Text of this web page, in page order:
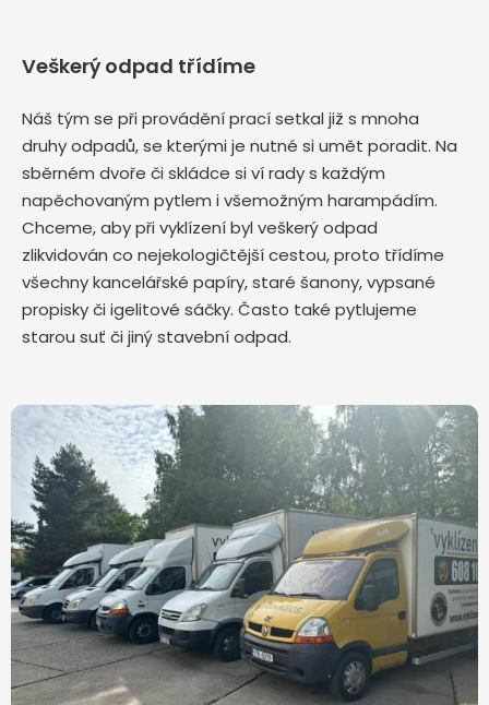
Veškerý odpad třídíme
Náš tým se při provádění prací setkal již s mnoha
druhy odpadů, se kterými je nutné si umět poradit. Na
sběrném dvoře či skládce si ví rady s každým
napěchovaným pytlem i všemožným harampádím.
Chceme, aby při vyklízení byl veškerý odpad
zlikvidován co nejekologičtější cestou, proto třídíme
všechny kancelářské papíry, staré šanony, vypsané
propisky či igelitové sáčky. Často také pytlujeme
starou suť či jiný stavební odpad.